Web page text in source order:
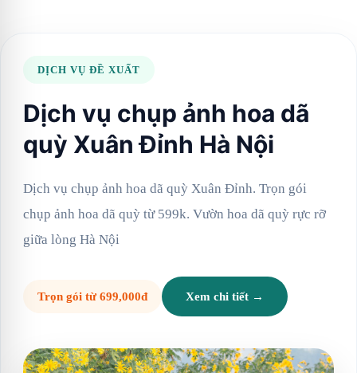
DỊCH VỤ ĐỀ XUẤT
Dịch vụ chụp ảnh hoa dã
quỳ Xuân Đỉnh Hà Nội
Dịch vụ chụp ảnh hoa dã quỳ Xuân Đỉnh. Trọn gói
chụp ảnh hoa dã quỳ từ 599k. Vườn hoa dã quỳ rực rỡ
giữa lòng Hà Nội
Trọn gói từ 699,000đ Xem chi tiết →